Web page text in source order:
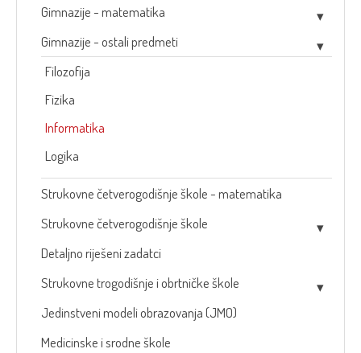
Gimnazije - matematika
Gimnazije - ostali predmeti
Filozofija
Fizika
Informatika
Logika
Strukovne četverogodišnje škole - matematika
Strukovne četverogodišnje škole
Detaljno riješeni zadatci
Strukovne trogodišnje i obrtničke škole
Jedinstveni modeli obrazovanja (JMO)
Medicinske i srodne škole